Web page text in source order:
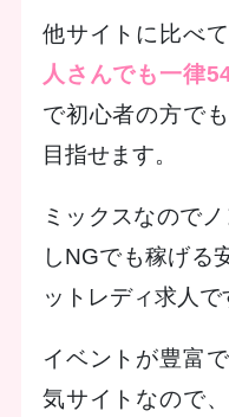
他サイトに比べて
人さんでも一律
で初心者の方で
目指せます。
ミックスなので
しNGでも稼げる
ットレディ求人で
イベントが豊富
気サイトなので